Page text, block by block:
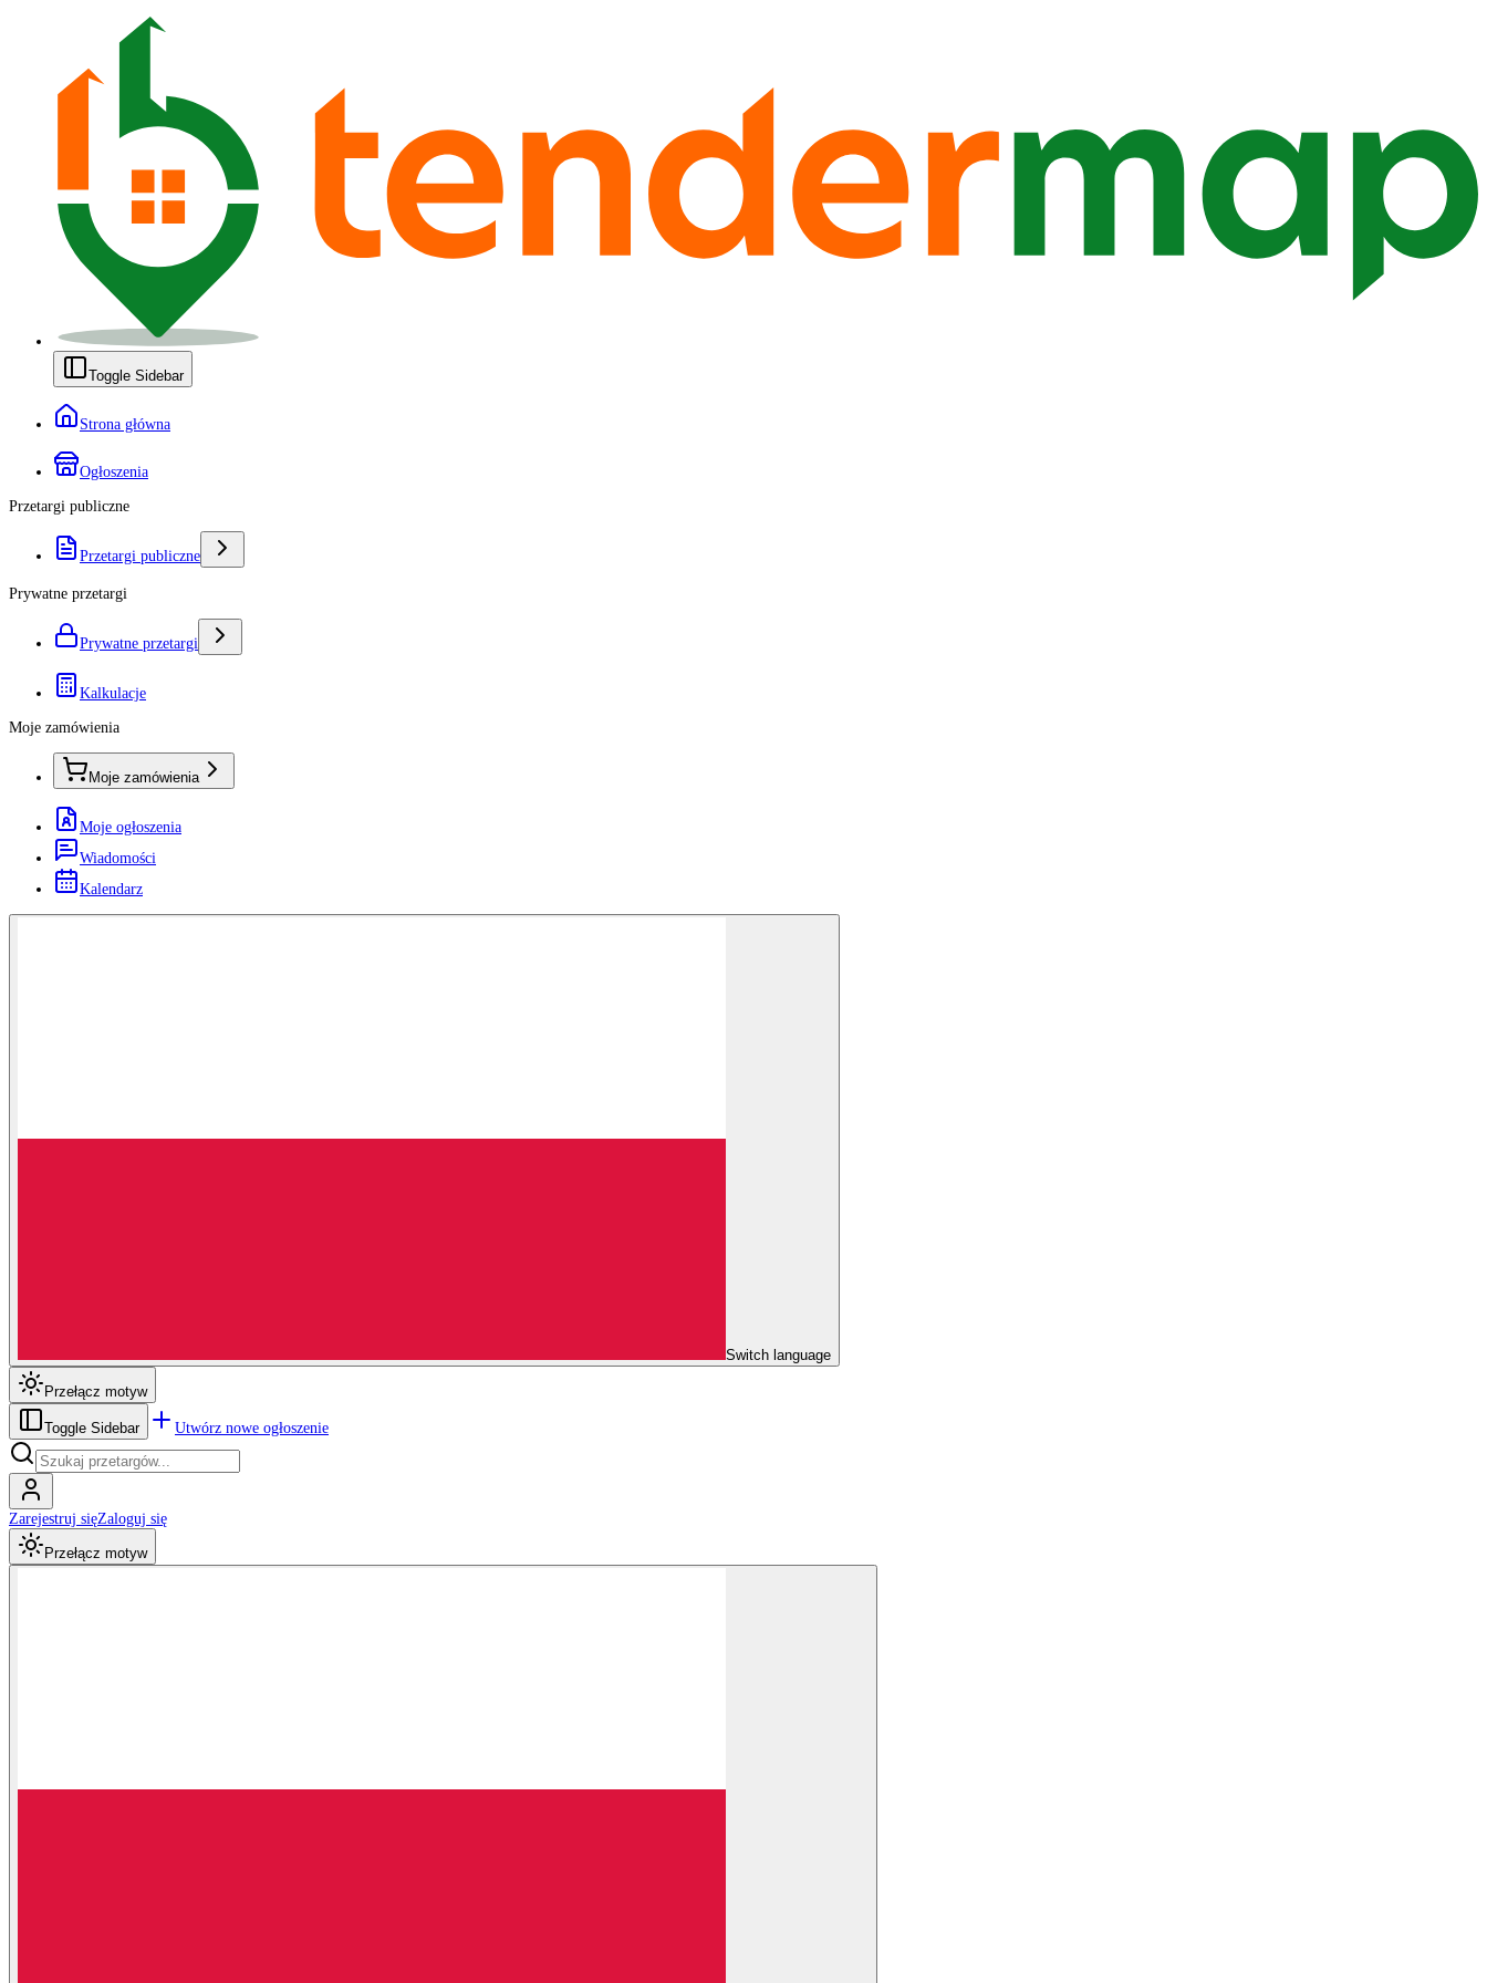
Toggle Sidebar
Strona główna
Ogłoszenia
Przetargi publiczne
Przetargi publiczne
Prywatne przetargi
Prywatne przetargi
Kalkulacje
Moje zamówienia
Moje zamówienia
Moje ogłoszenia
Wiadomości
Kalendarz
Switch language
Przełącz motyw
Toggle Sidebar Utwórz nowe ogłoszenie
Zarejestruj sięZaloguj się
Przełącz motyw